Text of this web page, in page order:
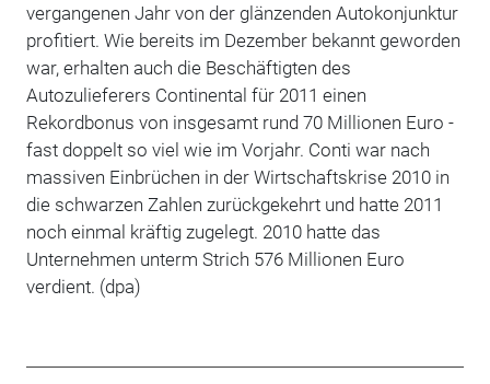
vergangenen Jahr von der glänzenden Autokonjunktur
profitiert. Wie bereits im Dezember bekannt geworden
war, erhalten auch die Beschäftigten des
Autozulieferers Continental für 2011 einen
Rekordbonus von insgesamt rund 70 Millionen Euro -
fast doppelt so viel wie im Vorjahr. Conti war nach
massiven Einbrüchen in der Wirtschaftskrise 2010 in
die schwarzen Zahlen zurückgekehrt und hatte 2011
noch einmal kräftig zugelegt. 2010 hatte das
Unternehmen unterm Strich 576 Millionen Euro
verdient. (dpa)